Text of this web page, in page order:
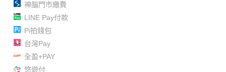
神腦門市繳費
LINE Pay付款
Pi拍錢包
台灣Pay
全盈+PAY
悠遊付